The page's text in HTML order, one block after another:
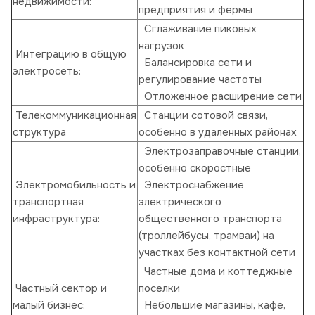
предприятия и фермы
Интеграцию в общую
электросеть:
Сглаживание пиковых
нагрузок
Балансировка сети и
регулирование частоты
Отложенное расширение сети
Телекоммуникационная
структура
Станции сотовой связи,
особенно в удаленных районах
Электромобильность и
транспортная
инфраструктура:
Электрозаправочные станции,
особенно скоростные
Электроснабжение
электрического
общественного транспорта
(троллейбусы, трамваи) на
участках без контактной сети
Частный сектор и
малый бизнес:
Частные дома и коттеджные
поселки
Небольшие магазины, кафе,